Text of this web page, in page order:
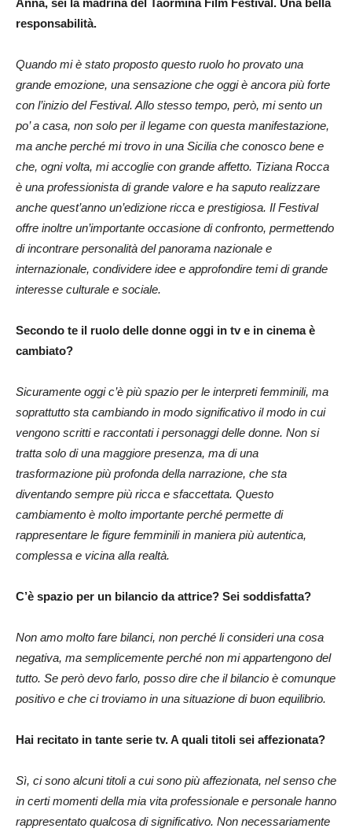
responsabilità.
Quando mi è stato proposto questo ruolo ho provato una
grande emozione, una sensazione che oggi è ancora più forte
con l’inizio del Festival. Allo stesso tempo, però, mi sento un
po’ a casa, non solo per il legame con questa manifestazione,
ma anche perché mi trovo in una Sicilia che conosco bene e
che, ogni volta, mi accoglie con grande affetto. Tiziana Rocca
è una professionista di grande valore e ha saputo realizzare
anche quest’anno un’edizione ricca e prestigiosa. Il Festival
offre inoltre un’importante occasione di confronto, permettendo
di incontrare personalità del panorama nazionale e
internazionale, condividere idee e approfondire temi di grande
interesse culturale e sociale.
Secondo te il ruolo delle donne oggi in tv e in cinema è
cambiato?
Sicuramente oggi c’è più spazio per le interpreti femminili, ma
soprattutto sta cambiando in modo significativo il modo in cui
vengono scritti e raccontati i personaggi delle donne. Non si
tratta solo di una maggiore presenza, ma di una
trasformazione più profonda della narrazione, che sta
diventando sempre più ricca e sfaccettata. Questo
cambiamento è molto importante perché permette di
rappresentare le figure femminili in maniera più autentica,
complessa e vicina alla realtà.
C’è spazio per un bilancio da attrice? Sei soddisfatta?
Non amo molto fare bilanci, non perché li consideri una cosa
negativa, ma semplicemente perché non mi appartengono del
tutto. Se però devo farlo, posso dire che il bilancio è comunque
positivo e che ci troviamo in una situazione di buon equilibrio.
Hai recitato in tante serie tv. A quali titoli sei affezionata?
Sì, ci sono alcuni titoli a cui sono più affezionata, nel senso che
in certi momenti della mia vita professionale e personale hanno
rappresentato qualcosa di significativo. Non necessariamente